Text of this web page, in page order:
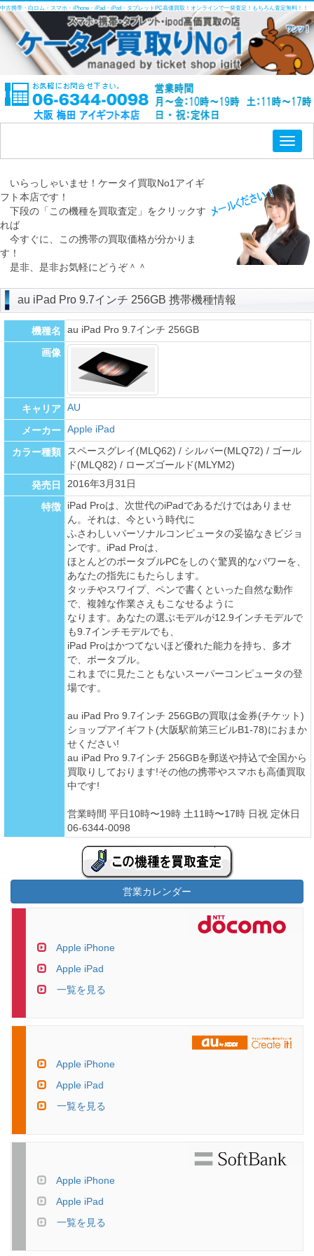
中古携帯・白ロム・スマホ・iPhone・iPad・iPod・タブレットPC高価買取！オンラインで一発査定！もちろん査定無料！！
いらっしゃいませ！ケータイ買取No1アイギ
フト本店です！
下段の「この機種を買取査定」をクリックす
れば
今すぐに、この携帯の買取価格が分かりま
す！
是非、是非お気軽にどうぞ＾＾
au iPad Pro 9.7インチ 256GB 携帯機種情報
機種名 au iPad Pro 9.7インチ 256GB
画像
キャリア AU
メーカー Apple iPad
カラー種類
スペースグレイ(MLQ62) / シルバー(MLQ72) / ゴール
ド(MLQ82) / ローズゴールド(MLYM2)
発売日
2016年3月31日
特徴
iPad Proは、次世代のiPadであるだけではありませ
ん。それは、今という時代に
ふさわしいパーソナルコンピュータの妥協なきビジョ
ンです。iPad Proは、
ほとんどのポータブルPCをしのぐ驚異的なパワーを、
あなたの指先にもたらします。
タッチやスワイプ、ペンで書くといった自然な動作
で、複雑な作業さえもこなせるように
なります。あなたの選ぶモデルが12.9インチモデルで
も9.7インチモデルでも、
iPad Proはかつてないほど優れた能力を持ち、多才
で、ポータブル。
これまでに見たこともないスーパーコンピュータの登
場です。
au iPad Pro 9.7インチ 256GBの買取は金券(チケット)
ショップアイギフト(大阪駅前第三ビルB1-78)におまか
せください!
au iPad Pro 9.7インチ 256GBを郵送や持込で全国から
買取りしております!その他の携帯やスマホも高価買取
中です!
営業時間 平日10時〜19時 土11時〜17時 日祝 定休日
06-6344-0098
営業カレンダー
Apple iPhone
Apple iPad
一覧を見る
Apple iPhone
Apple iPad
一覧を見る
Apple iPhone
Apple iPad
一覧を見る